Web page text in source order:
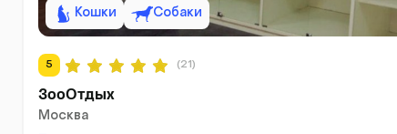
Кошки Собаки
5 (21)
ЗооОтдых
Москва